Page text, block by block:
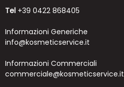
Tel +39 0422 868405
Informazioni Generiche
info@kosmeticservice.it
Informazioni Commerciali
commerciale@kosmeticservice.it